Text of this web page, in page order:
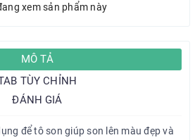
xem sản phẩm này
MÔ TẢ
TÙY CHỈNH
ĐÁNH GIÁ
để tô son giúp son lên màu đẹp và